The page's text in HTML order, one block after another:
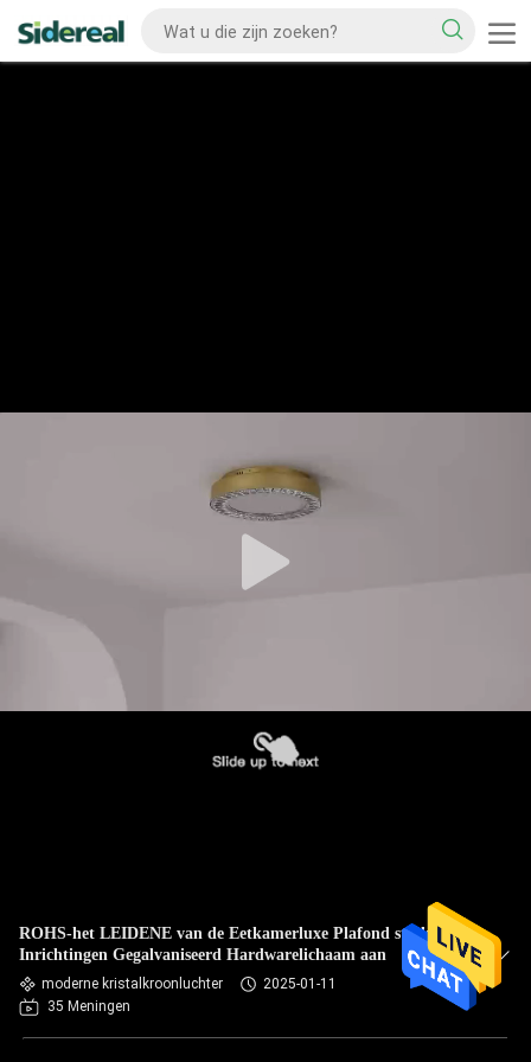
ROHS-het LEIDENE van de Eetkamerluxe Plafond steekt
Inrichtingen Gegalvaniseerd Hardwarelichaam aan
moderne kristalkroonluchter
2025-01-11
35 Meningen